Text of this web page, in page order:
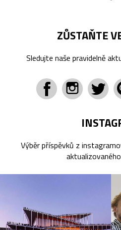
ZŮSTAŇTE
Sledujte naše pravidelně
Výběr příspěvků z